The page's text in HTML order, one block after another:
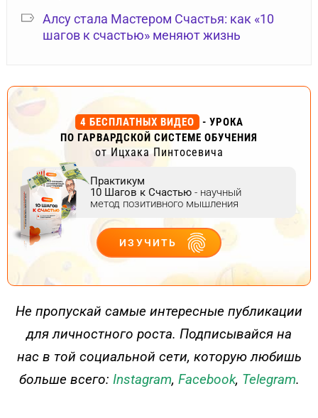
Алсу стала Мастером Счастья: как «10
шагов к счастью» меняют жизнь
4 БЕСПЛАТНЫХ ВИДЕО
- УРОКА
ПО ГАРВАРДСКОЙ СИСТЕМЕ ОБУЧЕНИЯ
от Ицхака Пинтосевича
Практикум
10 Шагов к Счастью - научный
метод позитивного мышления
ИЗУЧИТЬ
ДЕЙСТВУЙ
Не пропускай самые интересные публикации
для личностного роста. Подписывайся на
нас в той социальной сети, которую любишь
больше всего: Instagram, Facebook, Telegram.